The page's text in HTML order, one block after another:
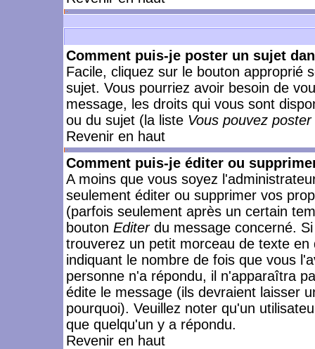
Comment puis-je poster un sujet
Facile, cliquez sur le bouton approprié
sujet. Vous pourriez avoir besoin de
message, les droits qui vous sont
ou du sujet (la liste Vous pouvez
Revenir en haut
Comment puis-je éditer ou
A moins que vous soyez
seulement éditer ou supprimer vos
(parfois seulement après un certain
bouton Editerdu message concerné.
trouverez un petit morceau de texte
indiquant le nombre de fois que vous
personne n'a répondu, il n'apparaîtra
édite le message (ils devraient laisser
pourquoi). Veuillez noter qu'un
que quelqu'un y a répondu.
Revenir en haut